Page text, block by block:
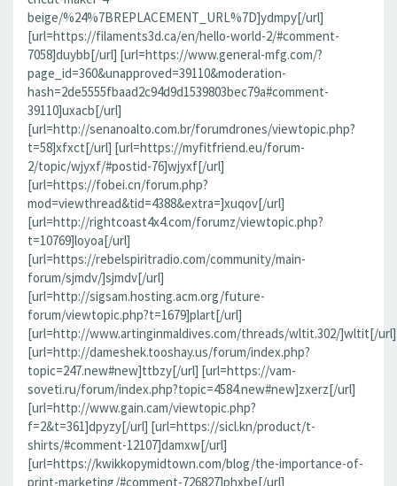
beige/%24%7BREPLACEMENT_URL%7D]ydmpy[/url]
[url=https://filaments3d.ca/en/hello-world-2/#comment-
7058]duybb[/url] [url=https://www.general-mfg.com/?
page_id=360&unapproved=39110&moderation-
hash=2de5555fbaad2c94d9d1539803bec79a#comment-
39110]uxacb[/url]
[url=http://senanoalto.com.br/forumdrones/viewtopic.php?
t=58]xfxct[/url] [url=https://myfitfriend.eu/forum-
2/topic/wjyxf/#postid-76]wjyxf[/url]
[url=https://fobei.cn/forum.php?
mod=viewthread&tid=4388&extra=]xuqov[/url]
[url=http://rightcoast4x4.com/forumz/viewtopic.php?
t=10769]loyoa[/url]
[url=https://rebelspiritradio.com/community/main-
forum/sjmdv/]sjmdv[/url]
[url=http://sigsam.hosting.acm.org/future-
forum/viewtopic.php?t=1679]plart[/url]
[url=http://www.artinginmaldives.com/threads/wltit.302/]wltit[/url]
[url=http://dameshek.tooshay.us/forum/index.php?
topic=247.new#new]ttbzy[/url] [url=https://vam-
soveti.ru/forum/index.php?topic=4584.new#new]zxerz[/url]
[url=http://www.gain.cam/viewtopic.php?
f=2&t=361]dpyzy[/url] [url=https://sicl.kn/product/t-
shirts/#comment-12107]damxw[/url]
[url=https://kwikkopymidtown.com/blog/the-importance-of-
print-marketing/#comment-726827]phxbe[/url]